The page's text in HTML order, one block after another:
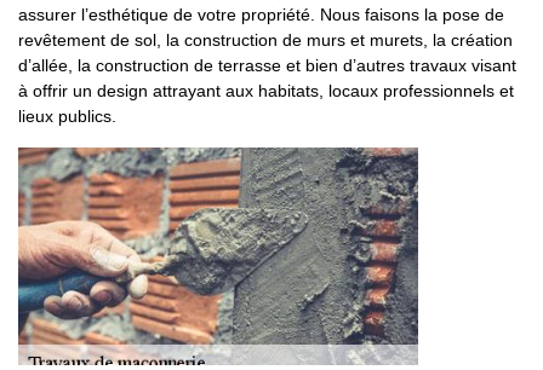
assurer l’esthétique de votre propriété. Nous faisons la pose de
revêtement de sol, la construction de murs et murets, la création
d’allée, la construction de terrasse et bien d’autres travaux visant
à offrir un design attrayant aux habitats, locaux professionnels et
lieux publics.